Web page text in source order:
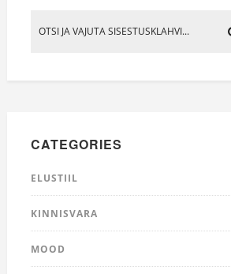
CATEGORIES
ELUSTIIL
KINNISVARA
MOOD